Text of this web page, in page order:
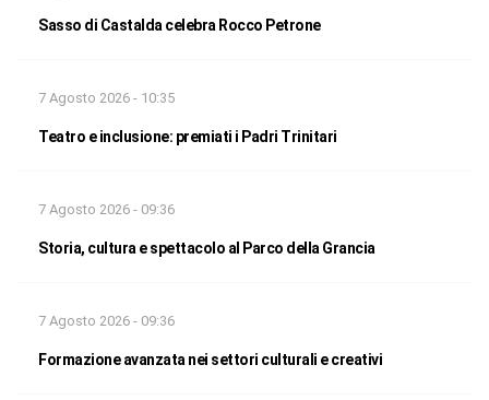
Sasso di Castalda celebra Rocco Petrone
7 Agosto 2026 - 10:35
Teatro e inclusione: premiati i Padri Trinitari
7 Agosto 2026 - 09:36
Storia, cultura e spettacolo al Parco della Grancia
7 Agosto 2026 - 09:36
Formazione avanzata nei settori culturali e creativi